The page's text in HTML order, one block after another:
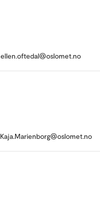
ellen.oftedal@oslomet.no
Kaja.Marienborg@oslomet.no